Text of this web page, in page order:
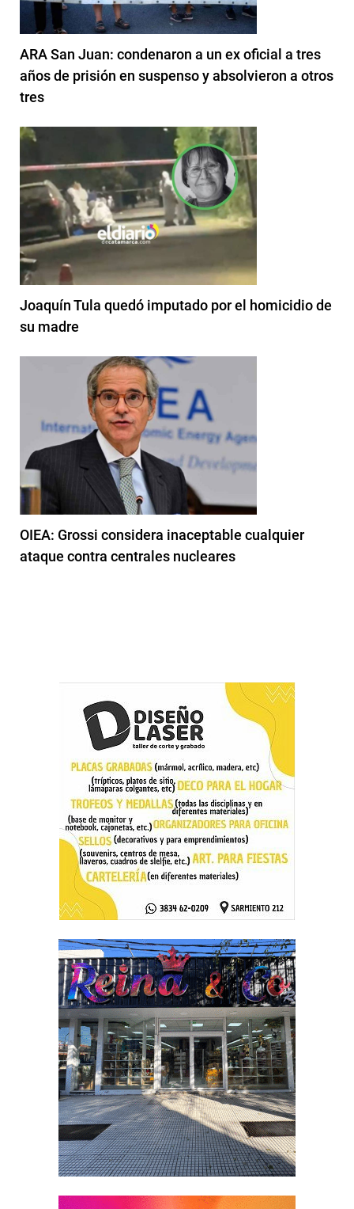
ARA San Juan: condenaron a un ex oficial a tres
años de prisión en suspenso y absolvieron a otros
tres
Joaquín Tula quedó imputado por el homicidio de
su madre
OIEA: Grossi considera inaceptable cualquier
ataque contra centrales nucleares